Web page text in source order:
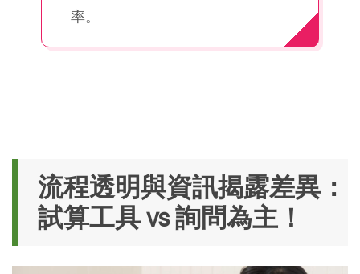
率。
流程透明與資訊揭露差異：
試算工具 vs 詢問為主！